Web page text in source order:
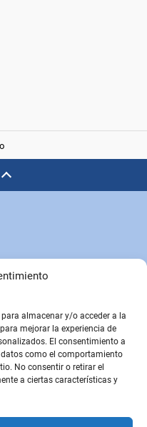
almacenar y/o acceder a la
mejorar la experiencia de
El consentimiento a
como el comportamiento
No consentir o retirar el
a ciertas características y